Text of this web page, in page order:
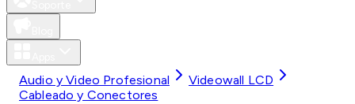
Audio y Video Profesional
Videowall LCD
Cableado y Conectores